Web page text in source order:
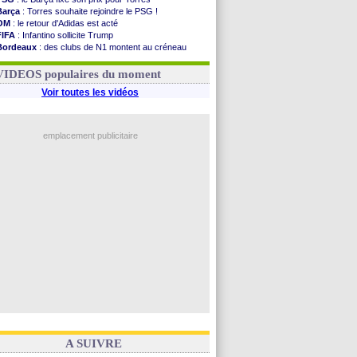
: Torres souhaite rejoindre le PSG !
: le retour d'Adidas est acté
: Infantino sollicite Trump
: des clubs de N1 montent au créneau
: le démenti de Leipzig pour Diomandé
populaires du moment
Voir toutes les vidéos
emplacement publicitaire
A SUIVRE